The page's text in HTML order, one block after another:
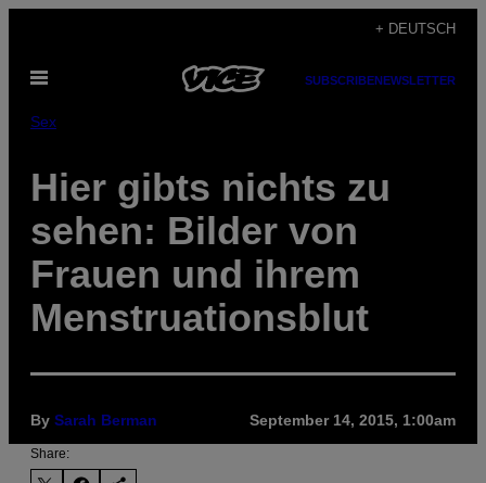
content
+ DEUTSCH
Open
SUBSCRIBENEWSLETTER
Sex
Hier gibts nichts zu
sehen: Bilder von
Frauen und ihrem
Menstruationsblut
By Sarah Berman September 14, 2015, 1:00am
Share: